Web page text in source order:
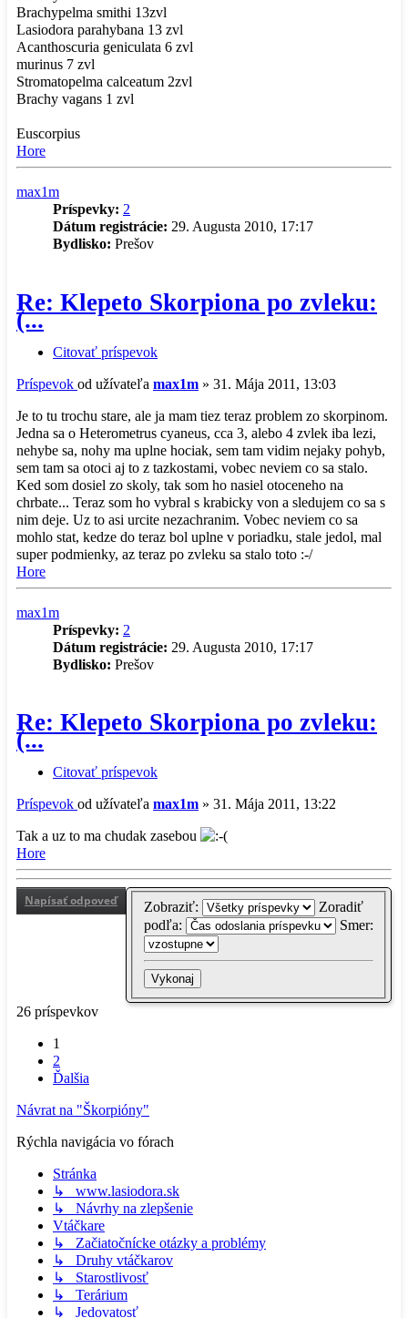
Brachypelma smithi 13zvl
Lasiodora parahybana 13 zvl
Acanthoscuria geniculata 6 zvl
murinus 7 zvl
Stromatopelma calceatum 2zvl
Brachy vagans 1 zvl
Euscorpius
Hore
max1m
Príspevky: 2
Dátum registrácie: 29. Augusta 2010, 17:17
Bydlisko: Prešov
Re: Klepeto Skorpiona po zvleku:
(...
Citovať príspevok
Príspevok od užívateľa max1m » 31. Mája 2011, 13:03
Je to tu trochu stare, ale ja mam tiez teraz problem zo skorpinom.
Jedna sa o Heterometrus cyaneus, cca 3, alebo 4 zvlek iba lezi,
nehybe sa, nohy ma uplne hociak, sem tam vidim nejaky pohyb,
sem tam sa otoci aj to z tazkostami, vobec neviem co sa stalo.
Ked som dosiel zo skoly, tak som ho nasiel otoceneho na
chrbate... Teraz som ho vybral s krabicky von a sledujem co sa s
nim deje. Uz to asi urcite nezachranim. Vobec neviem co sa
mohlo stat, kedze do teraz bol uplne v poriadku, stale jedol, mal
super podmienky, az teraz po zvleku sa stalo toto :-/
Hore
max1m
Príspevky: 2
Dátum registrácie: 29. Augusta 2010, 17:17
Bydlisko: Prešov
Re: Klepeto Skorpiona po zvleku:
(...
Citovať príspevok
Príspevok od užívateľa max1m » 31. Mája 2011, 13:22
Tak a uz to ma chudak zasebou
Hore
Napísať odpoveď Zobraziť:
Zoradiť
podľa:
Smer:
26 príspevkov
1
2
Ďalšia
Návrat na "Škorpióny"
Rýchla navigácia vo fórach
Stránka
↳ www.lasiodora.sk
↳ Návrhy na zlepšenie
Vtáčkare
↳ Začiatočnícke otázky a problémy
↳ Druhy vtáčkarov
↳ Starostlivosť
↳ Terárium
↳ Jedovatosť